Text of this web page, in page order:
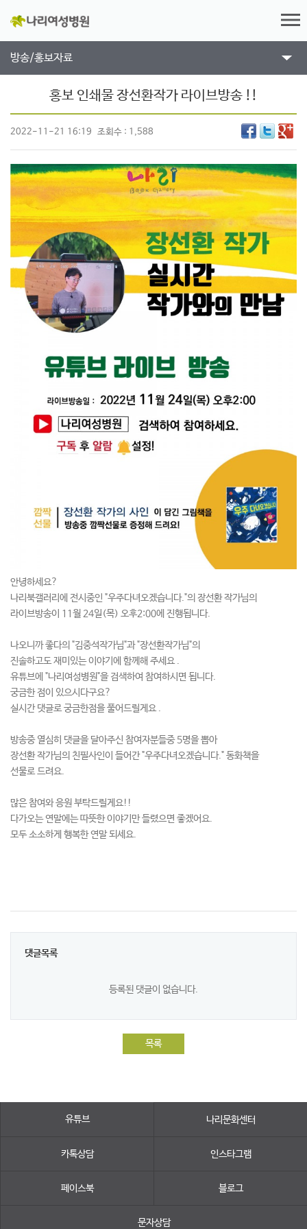
방송/홍보자료
홍보 인쇄물장선환작가 라이브방송 !!
2022-11-21 16:19 조회수 : 1,588
안녕하세요?
나리북갤러리에 전시중인 "우주다녀오겠습니다."의 장선환 작가님의
라이브방송이 11월 24일(목) 오후2:00에 진행됩니다.
나오니까 좋다의 "김중석작가님"과 "장선환작가님"의
진솔하고도 재미있는 이야기에 함께해 주세요 .
유튜브에 "나리여성병원"을 검색하여 참여하시면 됩니다.
궁금한 점이 있으시다구요?
실시간 댓글로 궁금한점을 풀어드릴게요 .
방송중 열심히 댓글을 달아주신 참여자분들중 5명을 뽑아
장선환 작가님의 친필사인이 들어간 "우주다녀오겠습니다." 동화책을
선물로 드려요.
많은 참여와 응원 부탁드릴게요!!
다가오는 연말에는 따뜻한 이야기만 들렸으면 좋겠어요.
모두 소소하게 행복한 연말 되세요.
댓글목록
등록된 댓글이 없습니다.
목록
유튜브 나리문화센터
카톡상담 인스타그램
페이스북 블로그
문자상담